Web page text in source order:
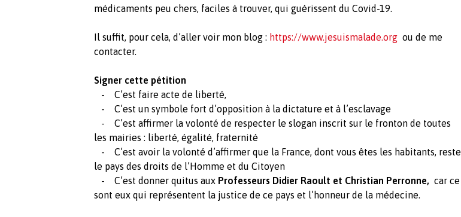
médicaments peu chers, faciles à trouver, qui guérissent du Covid-19.
Il suffit, pour cela, d’aller voir mon blog : https://www.jesuismalade.org ou de me
contacter.
Signer cette pétition
- C’est faire acte de liberté,
- C’est un symbole fort d’opposition à la dictature et à l’esclavage
- C’est affirmer la volonté de respecter le slogan inscrit sur le fronton de toutes
les mairies : liberté, égalité, fraternité
- C’est avoir la volonté d’affirmer que la France, dont vous êtes les habitants, reste
le pays des droits de l’Homme et du Citoyen
- C’est donner quitus aux Professeurs Didier Raoult et Christian Perronne, car ce
sont eux qui représentent la justice de ce pays et l’honneur de la médecine.